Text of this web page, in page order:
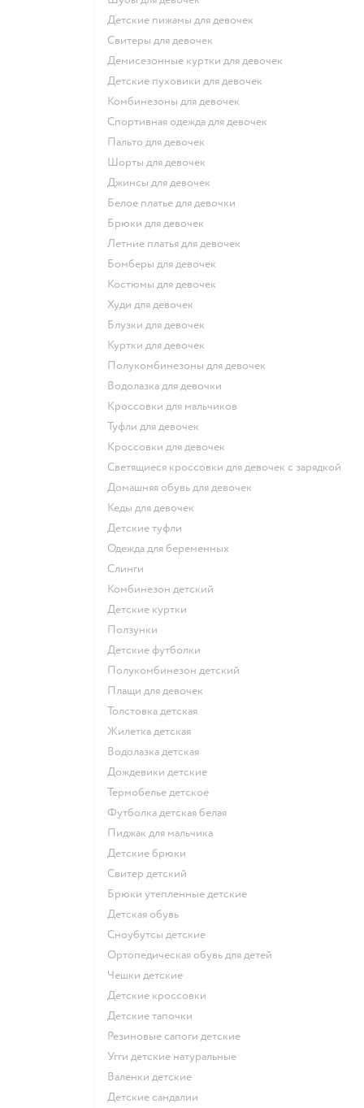
Детские пижамы для девочек
Свитеры для девочек
Демисезонные куртки для девочек
Детские пуховики для девочек
Комбинезоны для девочек
Спортивная одежда для девочек
Пальто для девочек
Шорты для девочек
Джинсы для девочек
Белое платье для девочки
Брюки для девочек
Летние платья для девочек
Бомберы для девочек
Костюмы для девочек
Худи для девочек
Блузки для девочек
Куртки для девочек
Полукомбинезоны для девочек
Водолазка для девочки
Кроссовки для мальчиков
Туфли для девочек
Кроссовки для девочек
Светящиеся кроссовки для девочек с зарядкой
Домашняя обувь для девочек
Кеды для девочек
Детские туфли
Одежда для беременных
Слинги
Комбинезон детский
Детские куртки
Ползунки
Детские футболки
Полукомбинезон детский
Плащи для девочек
Толстовка детская
Жилетка детская
Водолазка детская
Дождевики детские
Термобелье детское
Футболка детская белая
Пиджак для мальчика
Детские брюки
Свитер детский
Брюки утепленные детские
Детская обувь
Сноубутсы детские
Ортопедическая обувь для детей
Чешки детские
Детские кроссовки
Детские тапочки
Резиновые сапоги детские
Угги детские натуральные
Валенки детские
Детские сандалии